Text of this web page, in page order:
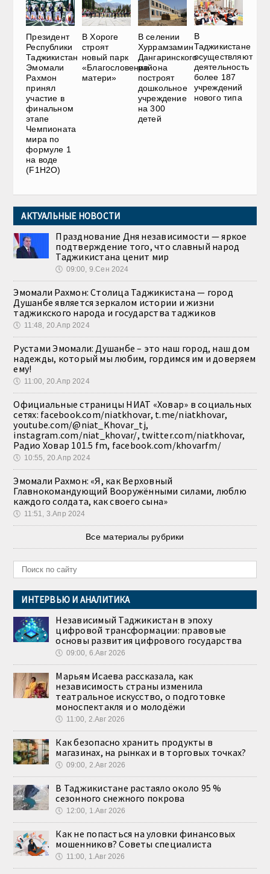
Президент
Республики
Таджикистан
Эмомали
Рахмон
принял
участие в
финальном
этапе
Чемпионата
мира по
формуле 1
на воде
(F1H2O)
В Хороге
строят
новый парк
«Благословение
матери»
В селении
Хуррамзамин
Дангаринского
района
построят
дошкольное
учреждение
на 300
детей
В
Таджикистане
осуществляют
деятельность
более 187
учреждений
нового типа
АКТУАЛЬНЫЕ НОВОСТИ
Празднование Дня независимости — яркое
подтверждение того, что славный народ
Таджикистана ценит мир
🕔 09:00, 9.Сен 2024
Эмомали Рахмон: Столица Таджикистана — город
Душанбе является зеркалом истории и жизни
таджикского народа и государства таджиков
🕔 11:48, 20.Апр 2024
Рустами Эмомали: Душанбе – это наш город, наш дом
надежды, который мы любим, гордимся им и доверяем
ему!
🕔 11:00, 20.Апр 2024
Официальные страницы НИАТ «Ховар» в социальных
сетях: facebook.com/niatkhovar, t.me/niatkhovar,
youtube.com/@niat_Khovar_tj,
instagram.com/niat_khovar/, twitter.com/niatkhovar,
Радио Ховар 101.5 fm, facebook.com/khovarfm/
🕔 10:55, 20.Апр 2024
Эмомали Рахмон: «Я, как Верховный
Главнокомандующий Вооружёнными силами, люблю
каждого солдата, как своего сына»
🕔 11:51, 3.Апр 2024
Все материалы рубрики
ИНТЕРВЬЮ И АНАЛИТИКА
Независимый Таджикистан в эпоху
цифровой трансформации: правовые
основы развития цифрового государства
🕔 09:00, 6.Авг 2026
Марьям Исаева рассказала, как
независимость страны изменила
театральное искусство, о подготовке
моноспектакля и о молодёжи
🕔 11:00, 2.Авг 2026
Как безопасно хранить продукты в
магазинах, на рынках и в торговых точках?
🕔 09:00, 2.Авг 2026
В Таджикистане растаяло около 95 %
сезонного снежного покрова
🕔 12:00, 1.Авг 2026
Как не попасться на уловки финансовых
мошенников? Советы специалиста
🕔 11:00, 1.Авг 2026